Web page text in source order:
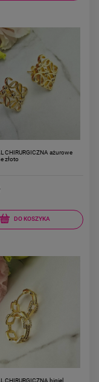
CHIRURGICZNA ażurowe
złoto
DO KOSZYKA
CHIRURGICZNA bigiel